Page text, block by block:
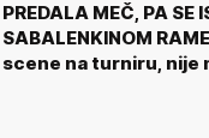
PREDALA MEČ, PA SE
SABALENKINOM
scene na turniru, nije